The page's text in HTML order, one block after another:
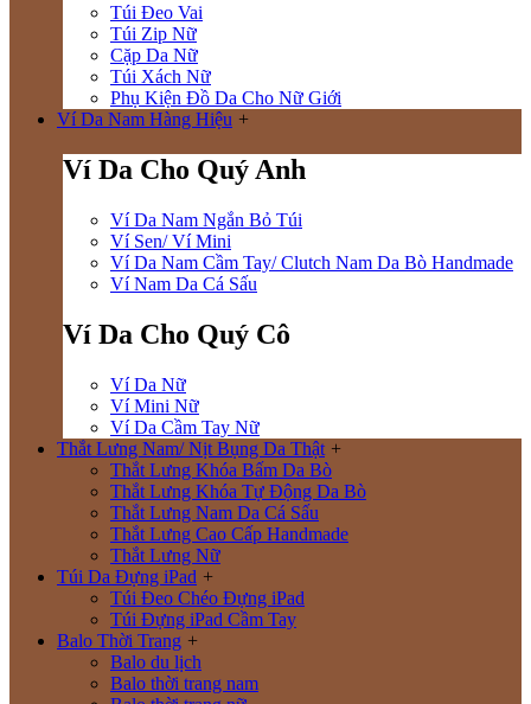
Túi Đeo Vai
Túi Zip Nữ
Cặp Da Nữ
Túi Xách Nữ
Phụ Kiện Đồ Da Cho Nữ Giới
Ví Da Nam Hàng Hiệu +
Ví Da Cho Quý Anh
Ví Da Nam Ngắn Bỏ Túi
Ví Sen/ Ví Mini
Ví Da Nam Cầm Tay/ Clutch Nam Da Bò Handmade
Ví Nam Da Cá Sấu
Ví Da Cho Quý Cô
Ví Da Nữ
Ví Mini Nữ
Ví Da Cầm Tay Nữ
Thắt Lưng Nam/ Nịt Bụng Da Thật +
Thắt Lưng Khóa Bấm Da Bò
Thắt Lưng Khóa Tự Động Da Bò
Thắt Lưng Nam Da Cá Sấu
Thắt Lưng Cao Cấp Handmade
Thắt Lưng Nữ
Túi Da Đựng iPad +
Túi Đeo Chéo Đựng iPad
Túi Đựng iPad Cầm Tay
Balo Thời Trang +
Balo du lịch
Balo thời trang nam